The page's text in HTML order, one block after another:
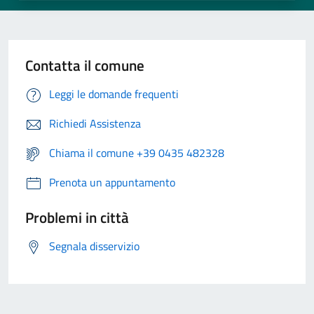
Contatta il comune
Leggi le domande frequenti
Richiedi Assistenza
Chiama il comune +39 0435 482328
Prenota un appuntamento
Problemi in città
Segnala disservizio